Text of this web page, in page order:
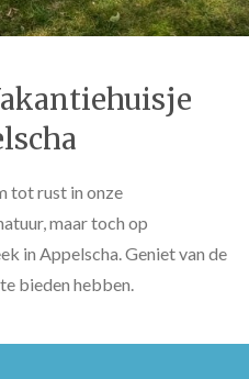
tot rust in onze
maar toch op
in Appelscha. Geniet van de
bieden hebben.